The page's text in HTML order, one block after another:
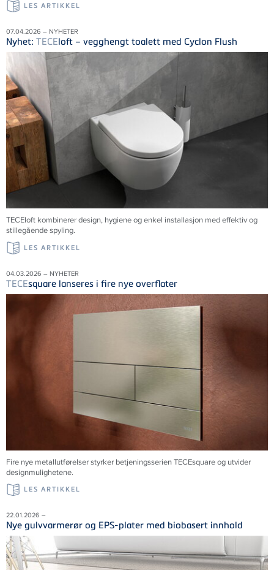
LES ARTIKKEL
07.04.2026 – NYHETER
Nyhet: TECEloft – vegghengt toalett med Cyclon Flush
TECEloft kombinerer design, hygiene og enkel installasjon med effektiv og
stillegående spyling.
LES ARTIKKEL
04.03.2026 – NYHETER
TECEsquare lanseres i fire nye overflater
Fire nye metallutførelser styrker betjeningsserien TECEsquare og utvider
designmulighetene.
LES ARTIKKEL
22.01.2026 –
Nye gulvvarmerør og EPS-plater med biobasert innhold